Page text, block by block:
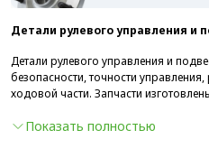
Детали рулевого управления и
Детали рулевого управления и
безопасности, точности
ходовой части. Запчасти
современным технологиям из
оригинальным параметрам
Показать полностью